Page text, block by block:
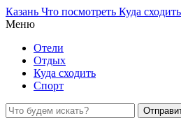
Казань Что посмотреть Куда сходить
Меню
Отели
Отдых
Куда сходить
Спорт